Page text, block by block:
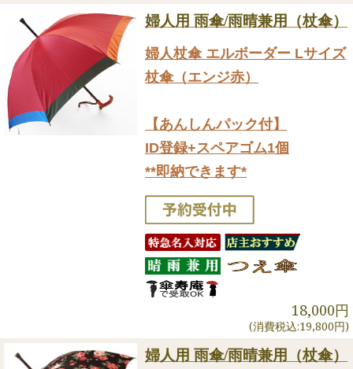
婦人用 雨傘/雨晴兼用（杖傘）
婦人杖傘 エルボーダー Lサイズ
杖傘（エンジ赤）
【あんしんパック付】
ID登録+スペアゴム1個
**即納できます*
18,000円
(消費税込:19,800円)
婦人用 雨傘/雨晴兼用（杖傘）